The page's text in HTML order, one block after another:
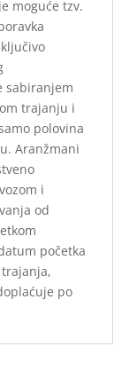
moguće tzv.
sabiranjem
trajanju i
polovina
Aranžmani
i
od
početka
po